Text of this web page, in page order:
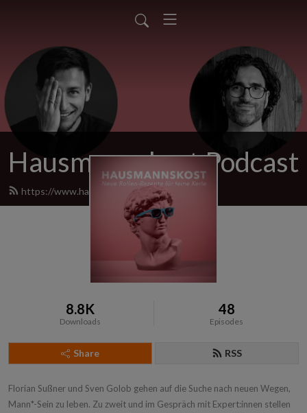
Hausmannskost Podcast
https://www.hausmannskost.show/feed.xml
8.8K
Downloads
48
Episodes
Share RSS
Florian Sußner und Sven Golob gehen auf die Suche nach neuen Wegen,
Mann*-Sein zu leben. Zu zweit und im Gespräch mit Expert:innen stellen